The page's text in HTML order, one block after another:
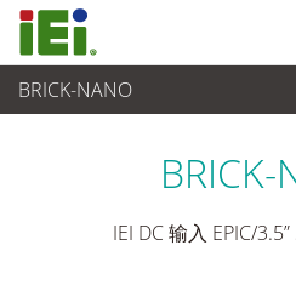
BRICK-NANO
End-of-Life Products
BRICK-
IEI DC 输入 EPIC/